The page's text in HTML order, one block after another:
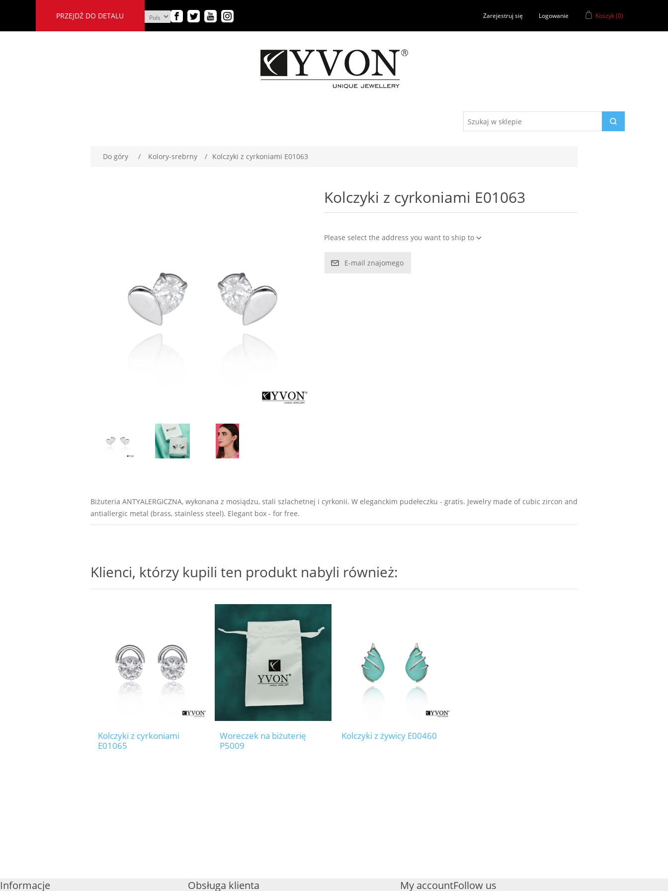
PRZEJDŹ DO DETALU Zarejestruj się Logowanie Koszyk(0)
Do góry / Kolory-srebrny / Kolczyki z cyrkoniami E01063
Kolczyki z cyrkoniami E01063
Please select the address you want to ship to
E-mail znajomego
Biżuteria ANTYALERGICZNA, wykonana z mosiądzu, stali szlachetnej i cyrkonii. W eleganckim pudełeczku - gratis. Jewelry made of cubic zircon and
antiallergic metal (brass, stainless steel). Elegant box - for free.
Klienci, którzy kupili ten produkt nabyli również:
Kolczyki z cyrkoniami
E01065
Woreczek na biżuterię
P5009
Kolczyki z żywicy E00460
Informacje Obsługa klienta My accountFollow us